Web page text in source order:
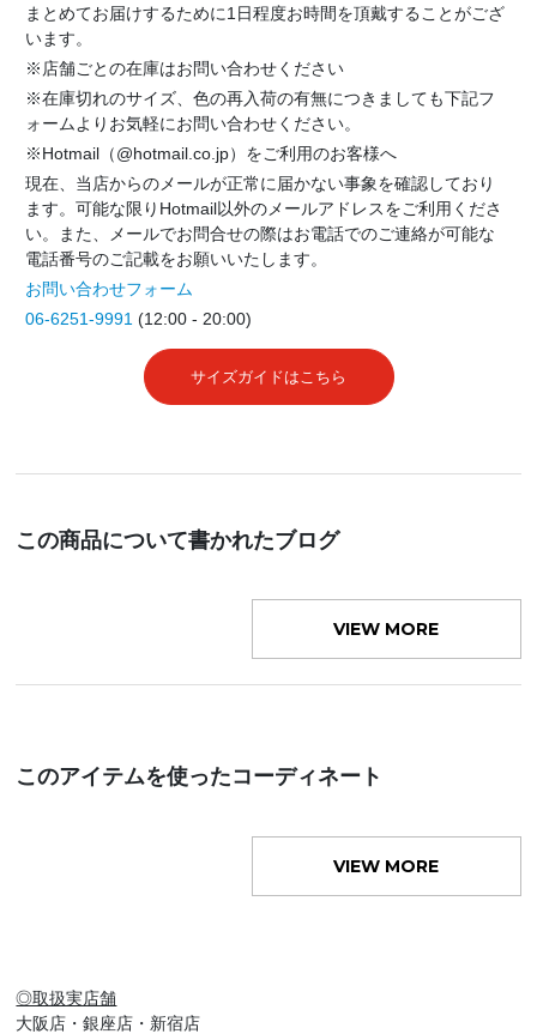
まとめてお届けするために1日程度お時間を頂戴することがござ
います。
※店舗ごとの在庫はお問い合わせください
※在庫切れのサイズ、色の再入荷の有無につきましても下記フ
ォームよりお気軽にお問い合わせください。
※Hotmail（@hotmail.co.jp）をご利用のお客様へ
現在、当店からのメールが正常に届かない事象を確認しており
ます。可能な限りHotmail以外のメールアドレスをご利用くださ
い。また、メールでお問合せの際はお電話でのご連絡が可能な
電話番号のご記載をお願いいたします。
お問い合わせフォーム
06-6251-9991 (12:00 - 20:00)
サイズガイドはこちら
この商品について書かれたブログ
VIEW MORE
このアイテムを使ったコーディネート
VIEW MORE
◎取扱実店舗
大阪店・銀座店・新宿店